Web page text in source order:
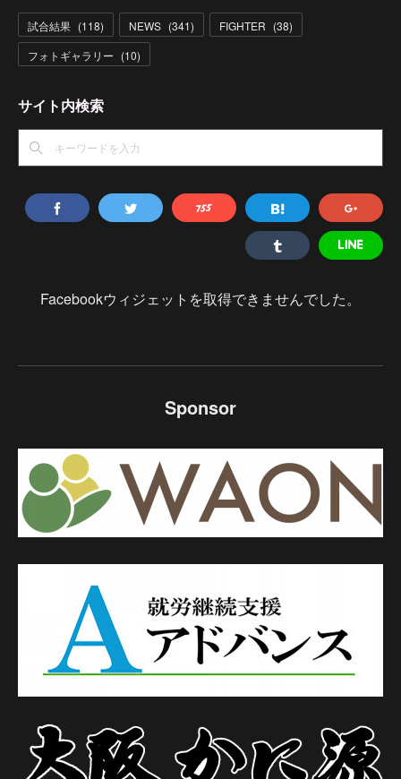
試合結果 (118) NEWS (341) FIGHTER (38)
フォトギャラリー (10)
サイト内検索
Facebookウィジェットを取得できませんでした。
Sponsor